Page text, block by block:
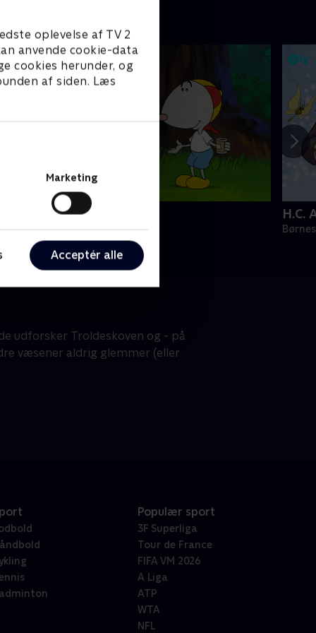
oplevelse af TV 2
anvende cookie-data
cookies herunder, og
af siden. Læs
Marketing
Acceptér alle
Magnus & Myggen
• 1 sæsoner
H.C.
udforsker Troldeskoven og - på
væsener aldrig glemmer (eller
Populær sport
3F Superliga
Tour de France
FIFA VM 2026
A Liga
ATP
WTA
NFL